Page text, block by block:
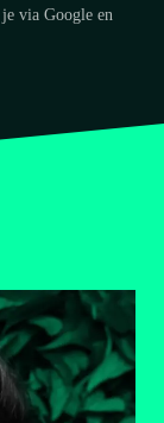
via Google en